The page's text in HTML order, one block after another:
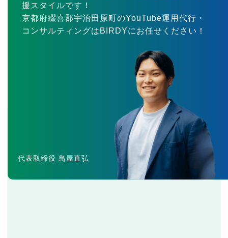
援スタイルです！
京都府綴喜郡宇治田原町のYouTube運用代行・
コンサルティングはBIRDYにお任せください！
代表取締役 鳥屋直弘